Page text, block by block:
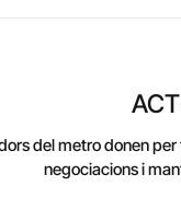
del metro donen
negociacions i